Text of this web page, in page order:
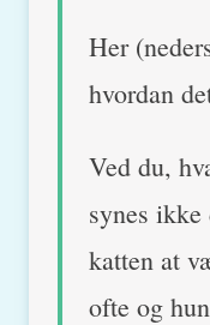
Her
hvordan
Ved du,
synes
katten at
ofte og